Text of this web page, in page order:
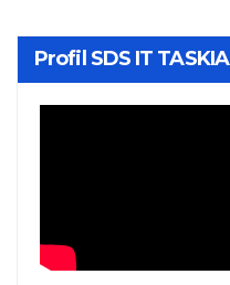
Profil SDS IT TASKIA